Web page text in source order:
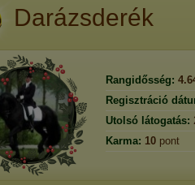
Darázsderék
Rangidősség:
Regisztráció
Utolsó látogatás:
Karma: 10 pont